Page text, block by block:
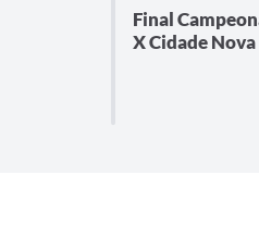
Final
X Cidade Nova